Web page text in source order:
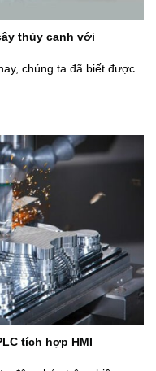
thủy canh với
chúng ta đã biết được
tích hợp HMI